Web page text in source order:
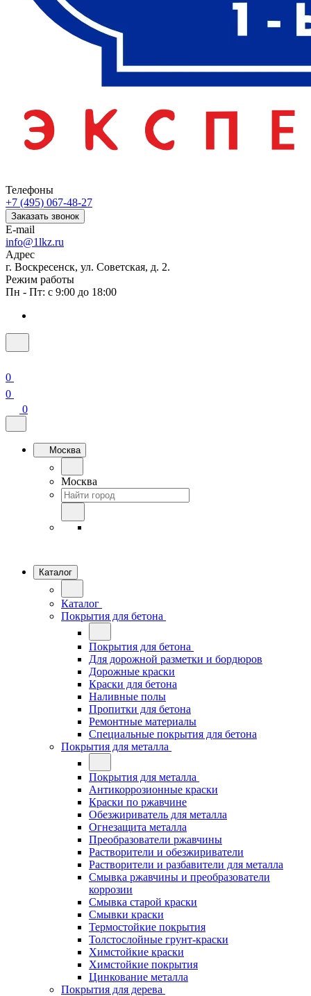
Телефоны
+7 (495) 067-48-27
Заказать звонок
E-mail
info@1lkz.ru
Адрес
г. Воскресенск, ул. Советская, д. 2.
Режим работы
Пн - Пт: с 9:00 до 18:00
0
0
0
Москва
Москва
Каталог
Каталог
Покрытия для бетона
Покрытия для бетона
Для дорожной разметки и бордюров
Дорожные краски
Краски для бетона
Наливные полы
Пропитки для бетона
Ремонтные материалы
Специальные покрытия для бетона
Покрытия для металла
Покрытия для металла
Антикоррозионные краски
Краски по ржавчине
Обезжириватель для металла
Огнезащита металла
Преобразователи ржавчины
Растворители и обезжириватели
Растворители и разбавители для металла
Смывка ржавчины и преобразователи
коррозии
Смывка старой краски
Смывки краски
Термостойкие покрытия
Толстослойные грунт-краски
Химстойкие краски
Химстойкие покрытия
Цинкование металла
Покрытия для дерева